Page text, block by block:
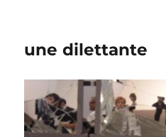
une dilettante